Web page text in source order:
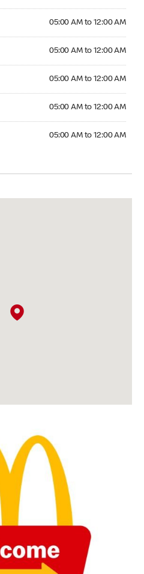
05:00 AM to 12:00 AM
05:00 AM to 12:00 AM
05:00 AM to 12:00 AM
05:00 AM to 12:00 AM
05:00 AM to 12:00 AM